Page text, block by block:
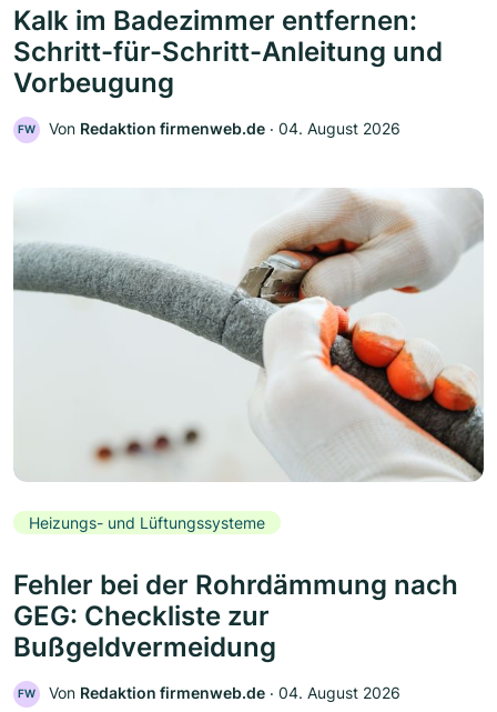
Kalk im Badezimmer entfernen:
Schritt-für-Schritt-Anleitung und
Vorbeugung
FW Von Redaktion firmenweb.de ‧ 04. August 2026
Heizungs- und Lüftungssysteme
Fehler bei der Rohrdämmung nach
GEG: Checkliste zur
Bußgeldvermeidung
FW Von Redaktion firmenweb.de ‧ 04. August 2026